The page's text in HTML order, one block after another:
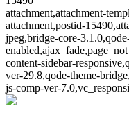
attachment,attachment-
attachment,postid-
jpeg,bridge-core-
content-sidebar-
ver-29.8,qode-theme-
js-comp-ver-